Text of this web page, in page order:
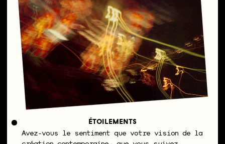
ÉTOILEMENTS
Avez-vous le sentiment que votre vision de la